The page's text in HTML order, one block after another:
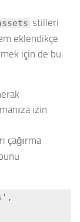
stilleri
eklendikçe
için de bu
izin
çağırma